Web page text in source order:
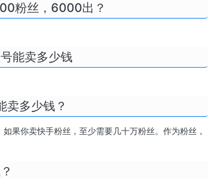
粉丝，6000出？
能卖多少钱
卖多少钱？
果你卖快手粉丝，至少需要几十万粉丝。作为粉丝，